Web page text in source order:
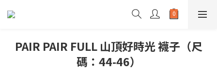
PAIR PAIR FULL 山頂好時光 襪子（尺
碼：44-46）